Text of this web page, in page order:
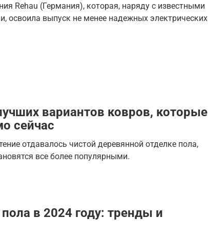
Rehau (Германия), которая, наряду с известными
освоила выпуск не менее надежных электрических
вариантов ковров, которые
сейчас
отдавалось чистой деревянной отделке пола,
все более популярными.
в 2024 году: тренды и